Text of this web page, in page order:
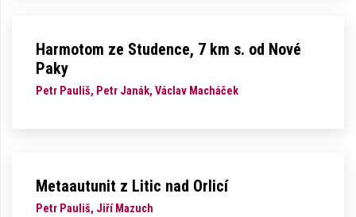
Harmotom ze Studence, 7 km s. od Nové
Paky
Petr Pauliš, Petr Janák, Václav Macháček
Metaautunit z Litic nad Orlicí
Petr Pauliš, Jiří Mazuch